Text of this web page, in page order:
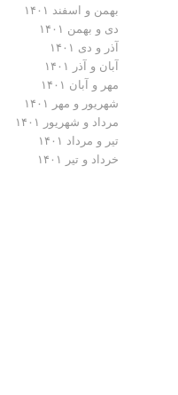
بهمن و اسفند ۱۴۰۱
دی و بهمن ۱۴۰۱
آذر و دی ۱۴۰۱
آبان و آذر ۱۴۰۱
مهر و آبان ۱۴۰۱
شهریور و مهر ۱۴۰۱
مرداد و شهریور ۱۴۰۱
تیر و مرداد ۱۴۰۱
خرداد و تیر ۱۴۰۱